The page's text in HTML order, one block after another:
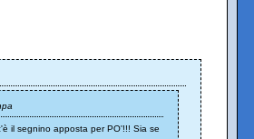
il segnino apposta per PO'!!! Sia se